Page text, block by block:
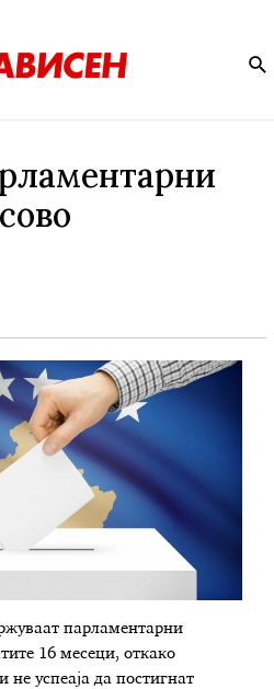
парламентарни
16 месеци, откако
успеаја да постигнат